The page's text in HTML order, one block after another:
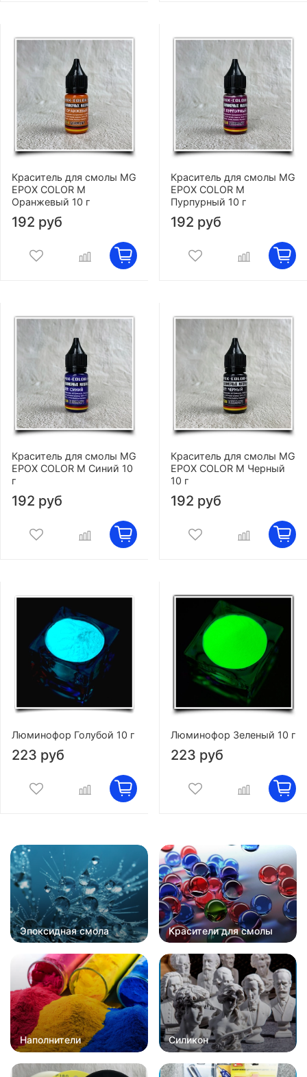
Краситель для смолы MG
EPOX COLOR M
Оранжевый 10 г
192 руб
Краситель для смолы MG
EPOX COLOR M
Пурпурный 10 г
192 руб
Краситель для смолы MG
EPOX COLOR M Синий 10
г
192 руб
Краситель для смолы MG
EPOX COLOR M Черный
10 г
192 руб
Люминофор Голубой 10 г
223 руб
Люминофор Зеленый 10 г
223 руб
Эпоксидная смола Красители для смолы
Наполнители Силикон